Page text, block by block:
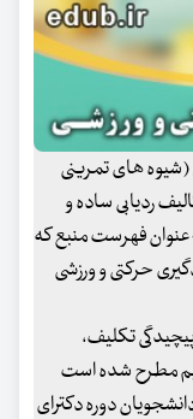
(شیوه های تمرینی
ردیابی ساده و
پیچیده" مقاله ای است در 21 صفحه با 40 عنوان فهرست منبع که
حرکتی و ورزشی
تکلیف،
مطرح شده است
دوره دکترای